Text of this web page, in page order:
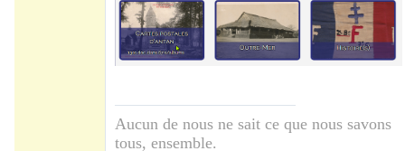
Aucun de nous ne sait ce que nous savons
tous, ensemble.